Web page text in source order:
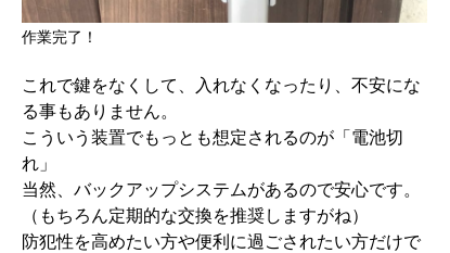
作業完了！
これで鍵をなくして、入れなくなったり、不安にな
る事もありません。
こういう装置でもっとも想定されるのが「電池切
れ」
当然、バックアップシステムがあるので安心です。
（もちろん定期的な交換を推奨しますがね）
防犯性を高めたい方や便利に過ごされたい方だけで